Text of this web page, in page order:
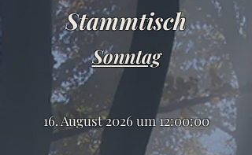
Stammtisch
Sonntag
16. August 2026 um 12:00:00